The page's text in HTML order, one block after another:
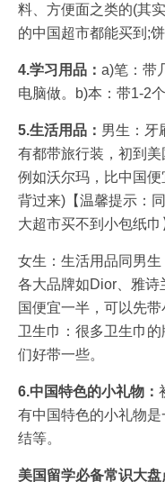
料、方便面之类的(其
的中国超市都能买到;
4.学习用品： a)笔：带
电脑做。b)本：带1-2
5.生活用品： 男生：牙
有都带旅行装，初到美
例如沃尔玛，比中国
背过来)【温馨提示：
大超市买不到小包纸巾
女生：生活用品同男
各大品牌如Dior、雅诗
国便宜一半，可以先
卫生巾：很多卫生巾
们好带一些。
6.中国特色的小礼物：
有中国特色的小礼物
结等。
美国留学必备常识大盘